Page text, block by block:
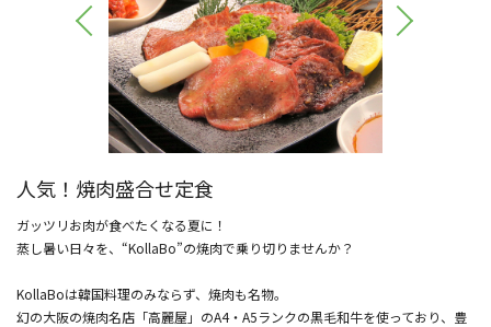
人気！焼肉盛合せ定食
ガッツリお肉が食べたくなる夏に！
蒸し暑い日々を、“KollaBo”の焼肉で乗り切りませんか？
KollaBoは韓国料理のみならず、焼肉も名物。
幻の大阪の焼肉名店「高麗屋」のA4・A5ランクの黒毛和牛を使っており、豊